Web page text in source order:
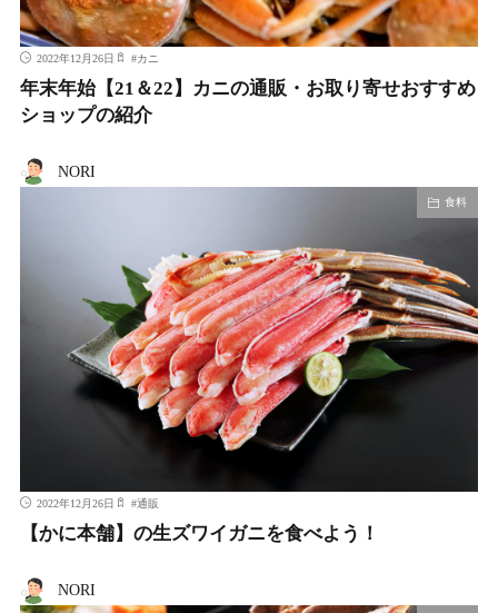
2022年12月26日 #カニ
年末年始【21＆22】カニの通販・お取り寄せおすすめ
ショップの紹介
NORI
食料
2022年12月26日 #通販
【かに本舗】の生ズワイガニを食べよう！
NORI